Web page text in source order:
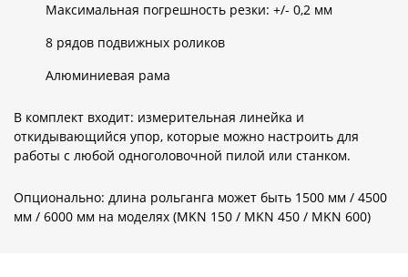
Максимальная погрешность резки: +/- 0,2 мм
8 рядов подвижных роликов
Алюминиевая рама
В комплект входит: измерительная линейка и
откидывающийся упор, которые можно настроить для
работы с любой одноголовочной пилой или станком.
Опционально: длина рольганга может быть 1500 мм / 4500
мм / 6000 мм на моделях (МKN 150 / МKN 450 / МKN 600)